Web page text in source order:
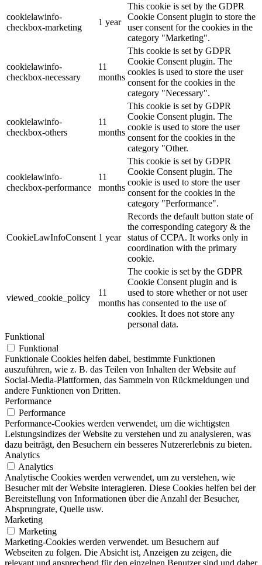
cookielawinfo-
checkbox-marketing
1 year
This cookie is set by the GDPR
Cookie Consent plugin to store the
user consent for the cookies in the
category "Marketing".
cookielawinfo-
checkbox-necessary
11
months
This cookie is set by GDPR
Cookie Consent plugin. The
cookies is used to store the user
consent for the cookies in the
category "Necessary".
cookielawinfo-
checkbox-others
11
months
This cookie is set by GDPR
Cookie Consent plugin. The
cookie is used to store the user
consent for the cookies in the
category "Other.
cookielawinfo-
checkbox-performance
11
months
This cookie is set by GDPR
Cookie Consent plugin. The
cookie is used to store the user
consent for the cookies in the
category "Performance".
CookieLawInfoConsent 1 year
Records the default button state of
the corresponding category & the
status of CCPA. It works only in
coordination with the primary
cookie.
viewed_cookie_policy
11
months
The cookie is set by the GDPR
Cookie Consent plugin and is
used to store whether or not user
has consented to the use of
cookies. It does not store any
personal data.
Funktional
Funktional
Funktionale Cookies helfen dabei, bestimmte Funktionen
auszuführen, wie z. B. das Teilen von Inhalten der Website auf
Social-Media-Plattformen, das Sammeln von Rückmeldungen und
andere Funktionen von Dritten.
Performance
Performance
Performance-Cookies werden verwendet, um die wichtigsten
Leistungsindizes der Website zu verstehen und zu analysieren, was
dazu beiträgt, den Besuchern ein besseres Nutzererlebnis zu bieten.
Analytics
Analytics
Analytische Cookies werden verwendet, um zu verstehen, wie
Besucher mit der Website interagieren. Diese Cookies helfen bei der
Bereitstellung von Informationen über die Anzahl der Besucher,
Absprungrate, Quelle usw.
Marketing
Marketing
Marketing-Cookies werden verwendet. um Besuchern auf
Webseiten zu folgen. Die Absicht ist, Anzeigen zu zeigen, die
relevant und ansprechend für den einzelnen Benutzer sind und daher